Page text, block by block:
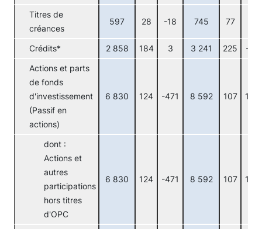
Titres de
créances
597 28 -18 745 77
Crédits* 2 858 184 3 3 241 225 -10
Actions et parts
de fonds
d'investissement
(Passif en
actions)
6 830 124 -471 8 592 107 129
dont :
Actions et
autres
participations
hors titres
d'OPC
6 830 124 -471 8 592 107 129